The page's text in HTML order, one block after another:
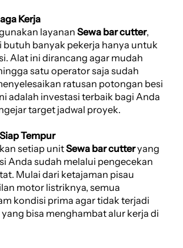
Kerja
layananSewa bar cutter,
butuh banyak pekerja hanya untuk
Alat ini dirancang agar mudah
satu operator saja sudah
ratusan potongan besi
adalah investasi terbaik bagi Anda
target jadwal proyek.
Tempur
setiap unitSewa bar cutteryang
Anda sudah melalui pengecekan
Mulai dari ketajaman pisau
motor listriknya, semua
kondisi prima agar tidak terjadi
bisa menghambat alur kerja di